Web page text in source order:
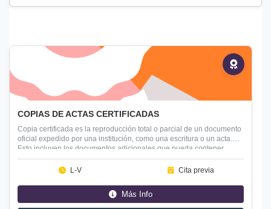
COPIAS DE ACTAS CERTIFICADAS
Copia certificada es la reproducción total o parcial de un documento
oficial expedido por una institución, como una escritura o un acta.
Esto incluyen los documentos adicionales que pueda contener.
L-V Cita previa
Más Info